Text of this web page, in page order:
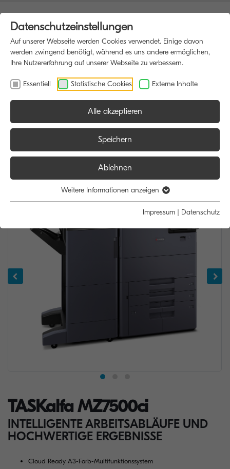
TASKalfa MZ7500ci
INTELLIGENTE ARBEITSABLÄUFE UND
HOCHWERTIGE ERGEBNISSE
Cloud Ready A3-Farb-Multifunktionssystem
Datenschutzeinstellungen
Auf unserer Webseite werden Cookies verwendet. Einige davon
werden zwingend benötigt, während es uns andere ermöglichen,
Ihre Nutzererfahrung auf unserer Webseite zu verbessern.
Essentiell Statistische Cookies Externe Inhalte
Alle akzeptieren
Speichern
Ablehnen
Weitere Informationen anzeigen
Impressum | Datenschutz